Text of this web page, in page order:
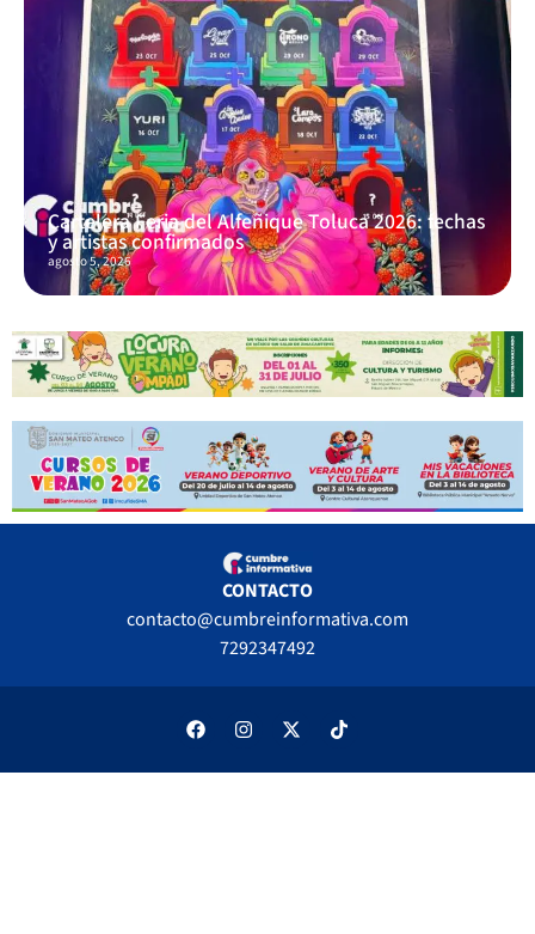
Cartelera Feria del Alfeñique Toluca 2026: fechas
y artistas confirmados
agosto 5, 2026
CONTACTO
contacto@cumbreinformativa.com
7292347492